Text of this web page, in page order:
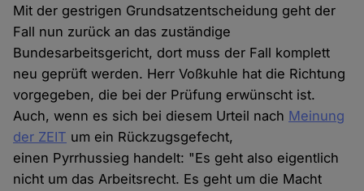
Mit der gestrigen Grundsatzentscheidung geht der
Fall nun zurück an das zuständige
Bundesarbeitsgericht, dort muss der Fall komplett
neu geprüft werden. Herr Voßkuhle hat die Richtung
vorgegeben, die bei der Prüfung erwünscht ist.
Auch, wenn es sich bei diesem Urteil nach Meinung
der ZEIT um ein Rückzugsgefecht,
einen Pyrrhussieg handelt: "Es geht also eigentlich
nicht um das Arbeitsrecht. Es geht um die Macht